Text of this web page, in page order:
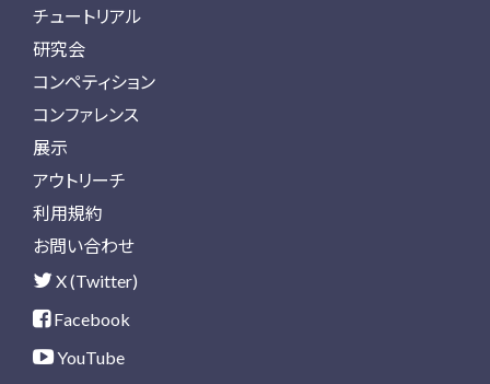
チュートリアル
研究会
コンペティション
コンファレンス
展示
アウトリーチ
利用規約
お問い合わせ
X (Twitter)
Facebook
YouTube